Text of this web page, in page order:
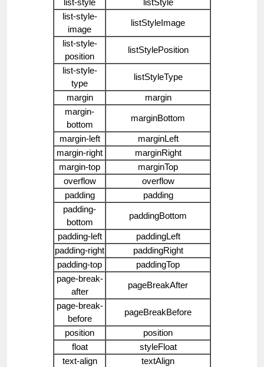
list-style-
image
listStyleImage
list-style-
position
listStylePosition
list-style-
type
listStyleType
margin
margin
margin-
bottom
marginBottom
margin-left
marginLeft
margin-right
marginRight
margin-top
marginTop
overflow
overflow
padding
padding
padding-
bottom
paddingBottom
padding-left
paddingLeft
padding-right
paddingRight
padding-top
paddingTop
page-break-
after
pageBreakAfter
page-break-
before
pageBreakBefore
position
position
float
styleFloat
text-align
textAlign